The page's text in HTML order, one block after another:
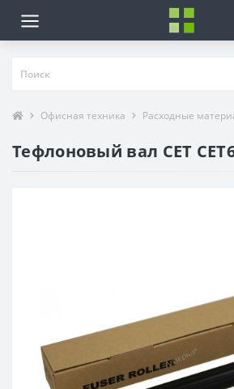
Офисная техника Расходные
Тефлоновый вал CET